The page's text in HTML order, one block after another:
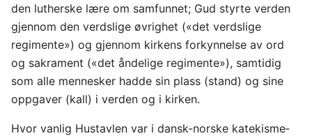
den lutherske lære om samfunnet; Gud styrte verden
gjennom den verdslige øvrighet («det verdslige
regimente») og gjennom kirkens forkynnelse av ord
og sakrament («det åndelige regimente»), samtidig
som alle mennesker hadde sin plass (stand) og sine
oppgaver (kall) i verden og i kirken.
Hvor vanlig Hustavlen var i dansk-norske katekisme­